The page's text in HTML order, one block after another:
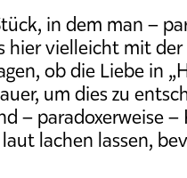
in dem man –
vielleicht mit
ob die Liebe in
um dies zu
– paradoxerweise
lachen lassen,